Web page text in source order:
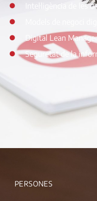
Intel·ligència de les
Digital Lean
Seguretat de la
PERSONES